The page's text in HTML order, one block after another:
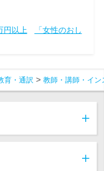
円以上
「女性のおし
育・通訳 教師・講師・イン